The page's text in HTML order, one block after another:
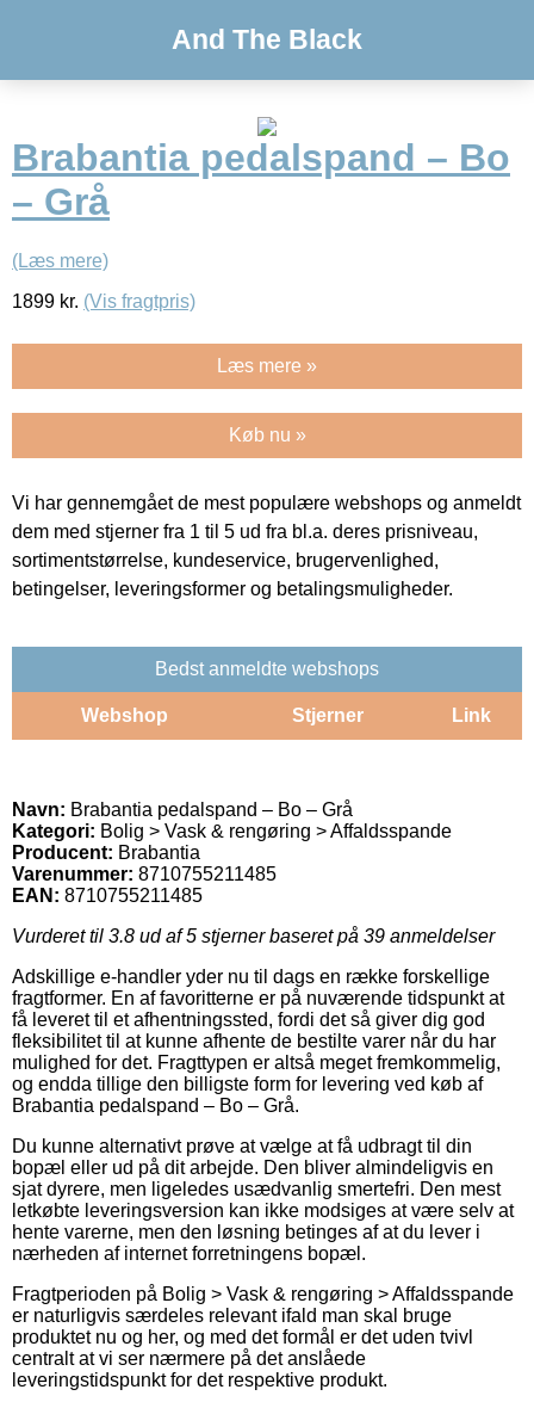
And The Black
Brabantia pedalspand – Bo
– Grå
(Læs mere)
1899 kr. (Vis fragtpris)
Læs mere »
Køb nu »
Vi har gennemgået de mest populære webshops og anmeldt
dem med stjerner fra 1 til 5 ud fra bl.a. deres prisniveau,
sortimentstørrelse, kundeservice, brugervenlighed,
betingelser, leveringsformer og betalingsmuligheder.
Bedst anmeldte webshops
Webshop Stjerner Link
Navn: Brabantia pedalspand – Bo – Grå
Kategori: Bolig > Vask & rengøring > Affaldsspande
Producent: Brabantia
Varenummer: 8710755211485
EAN: 8710755211485
Vurderet til 3.8 ud af 5 stjerner baseret på 39 anmeldelser
Adskillige e-handler yder nu til dags en række forskellige
fragtformer. En af favoritterne er på nuværende tidspunkt at
få leveret til et afhentningssted, fordi det så giver dig god
fleksibilitet til at kunne afhente de bestilte varer når du har
mulighed for det. Fragttypen er altså meget fremkommelig,
og endda tillige den billigste form for levering ved køb af
Brabantia pedalspand – Bo – Grå.
Du kunne alternativt prøve at vælge at få udbragt til din
bopæl eller ud på dit arbejde. Den bliver almindeligvis en
sjat dyrere, men ligeledes usædvanlig smertefri. Den mest
letkøbte leveringsversion kan ikke modsiges at være selv at
hente varerne, men den løsning betinges af at du lever i
nærheden af internet forretningens bopæl.
Fragtperioden på Bolig > Vask & rengøring > Affaldsspande
er naturligvis særdeles relevant ifald man skal bruge
produktet nu og her, og med det formål er det uden tvivl
centralt at vi ser nærmere på det anslåede
leveringstidspunkt for det respektive produkt.